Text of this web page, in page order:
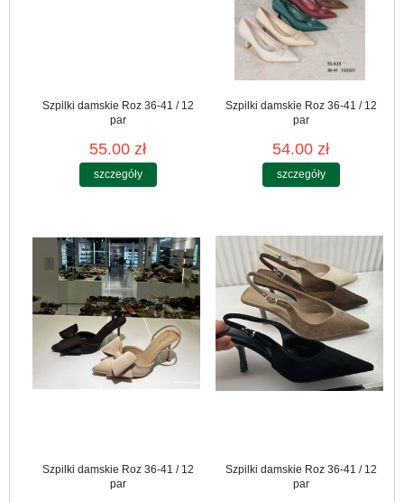
Szpilki damskie Roz 36-41 / 12
par
55.00 zł
szczegóły
Szpilki damskie Roz 36-41 / 12
par
54.00 zł
szczegóły
Szpilki damskie Roz 36-41 / 12
par
Szpilki damskie Roz 36-41 / 12
par